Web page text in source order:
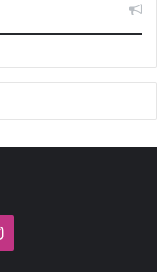
Instagram